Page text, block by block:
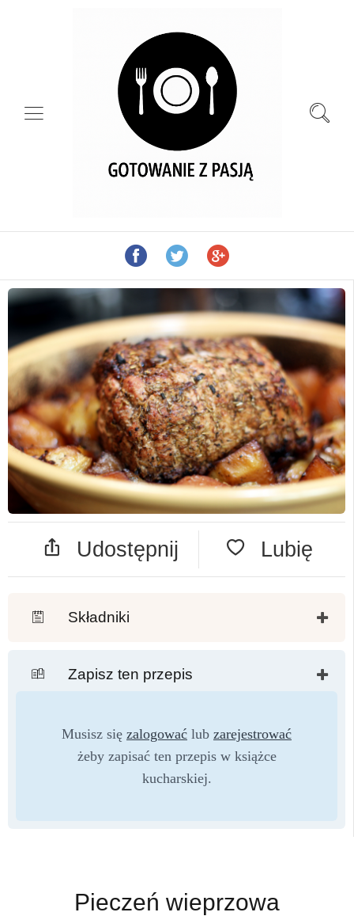
Udostępnij Lubię
Składniki
Zapisz ten przepis
Musisz się zalogować lub zarejestrować
żeby zapisać ten przepis w książce
kucharskiej.
Pieczeń wieprzowa